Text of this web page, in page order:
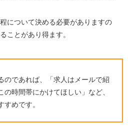
について決める必要がありますの
ことがあり得ます。
のであれば、「求人はメールで紹
時間帯にかけてほしい」など、
めです。